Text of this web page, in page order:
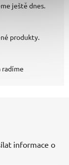
ještě dnes.
produkty.
radíme
informace o